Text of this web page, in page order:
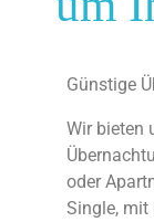
Günstige
Wir bieten
oder
Single, mit